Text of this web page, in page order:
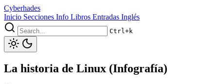
Cyberhades
Inicio Secciones Info Libros Entradas Inglés
Ctrl+k
La historia de Linux (Infografía)